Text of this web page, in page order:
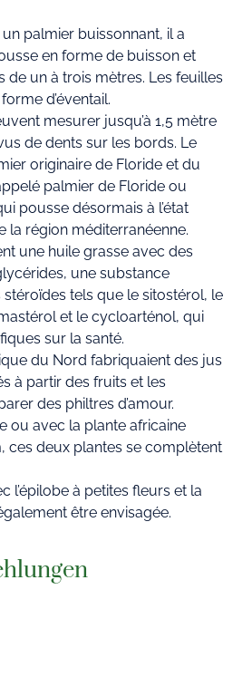
palmier buissonnant, il a
en forme de buisson et
de un à trois mètres. Les feuilles
d’éventail.
mesurer jusqu’à 1,5 mètre
de dents sur les bords. Le
originaire de Floride et du
palmier de Floride ou
pousse désormais à l’état
la région méditerranéenne.
une huile grasse avec des
une substance
tels que le sitostérol, le
et le cycloarténol, qui
sur la santé.
du Nord fabriquaient des jus
à partir des fruits et les
des philtres d’amour.
ou avec la plante africaine
ces deux plantes se complètent
l’épilobe à petites fleurs et la
être envisagée.